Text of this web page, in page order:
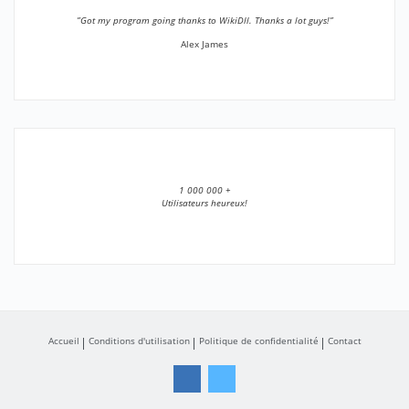
”Got my program going thanks to WikiDll. Thanks a lot guys!”
Alex James
1 000 000 +
Utilisateurs heureux!
Accueil Conditions d'utilisation Politique de confidentialité Contact